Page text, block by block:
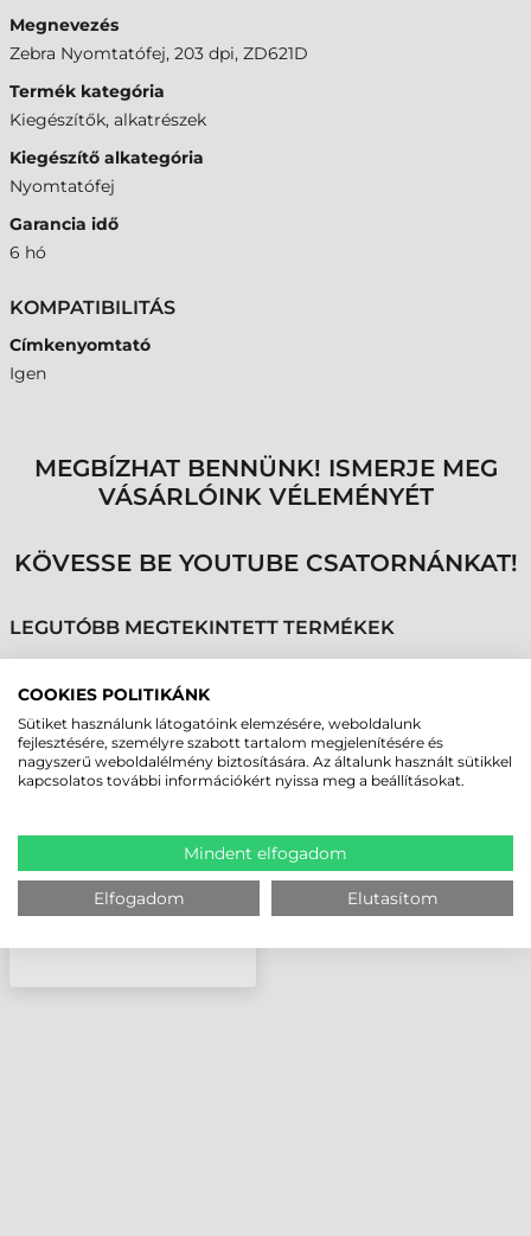
Megnevezés
Zebra Nyomtatófej, 203 dpi, ZD621D
Termék kategória
Kiegészítők, alkatrészek
Kiegészítő alkategória
Nyomtatófej
Garancia idő
6 hó
KOMPATIBILITÁS
Címkenyomtató
Igen
MEGBÍZHAT BENNÜNK! ISMERJE MEG
VÁSÁRLÓINK VÉLEMÉNYÉT
KÖVESSE BE YOUTUBE CSATORNÁNKAT!
LEGUTÓBB MEGTEKINTETT TERMÉKEK
ZEBRA NYOMTATÓFEJ,
203 DPI, ZD621D
COOKIES POLITIKÁNK
Sütiket használunk látogatóink elemzésére, weboldalunk
fejlesztésére, személyre szabott tartalom megjelenítésére és
nagyszerű weboldalélmény biztosítására. Az általunk használt sütikkel
kapcsolatos további információkért nyissa meg a beállításokat.
Mindent elfogadom
Elfogadom Elutasítom